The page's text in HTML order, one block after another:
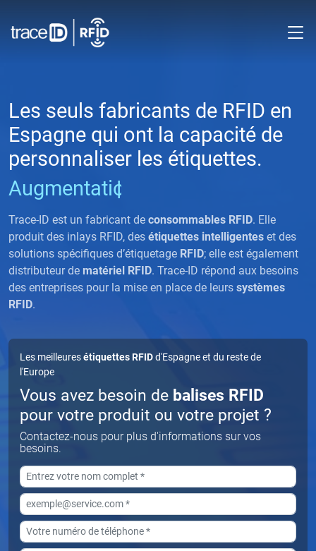
Les seuls fabricants de RFID en
Espagne qui ont la capacité de
personnaliser les étiquettes.
Augmentation des bénéfices
Trace-ID est un fabricant de consommables RFID. Elle
produit des inlays RFID, des étiquettes intelligentes et des
solutions spécifiques d’étiquetage RFID; elle est également
distributeur de matériel RFID. Trace-ID répond aux besoins
des entreprises pour la mise en place de leurs systèmes
RFID.
Les meilleuresétiquettes RFIDd'Espagne et du reste de
l'Europe
Vous avez besoin de balises RFID
pour votre produit ou votre projet ?
Contactez-nous pour plus d'informations sur vos
besoins.